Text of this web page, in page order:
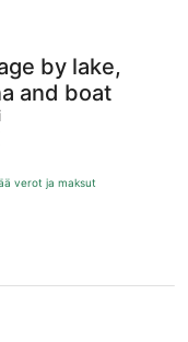
by lake,
and boat
verot ja maksut